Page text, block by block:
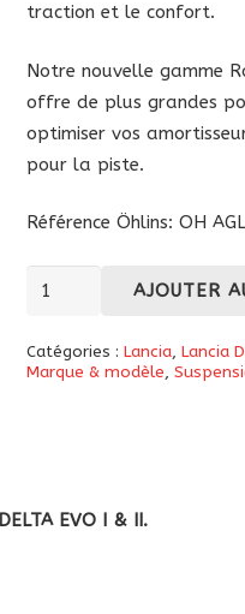
traction et le confort.
Notre nouvelle gamme
offre de plus grandes
optimiser vos
pour la piste.
Référence Öhlins: OH
quantité
Kit
d'amortisseurs
Lancia
AJOUTER
Catégories :Lancia,Lancia
Marque & modèle,
EVO I & II.